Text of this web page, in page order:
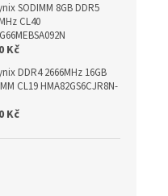
SODIMM 8GB DDR5
CL40
Kč
DDR4 2666MHz 16GB
CL19 HMA82GS6CJR8N-
Kč